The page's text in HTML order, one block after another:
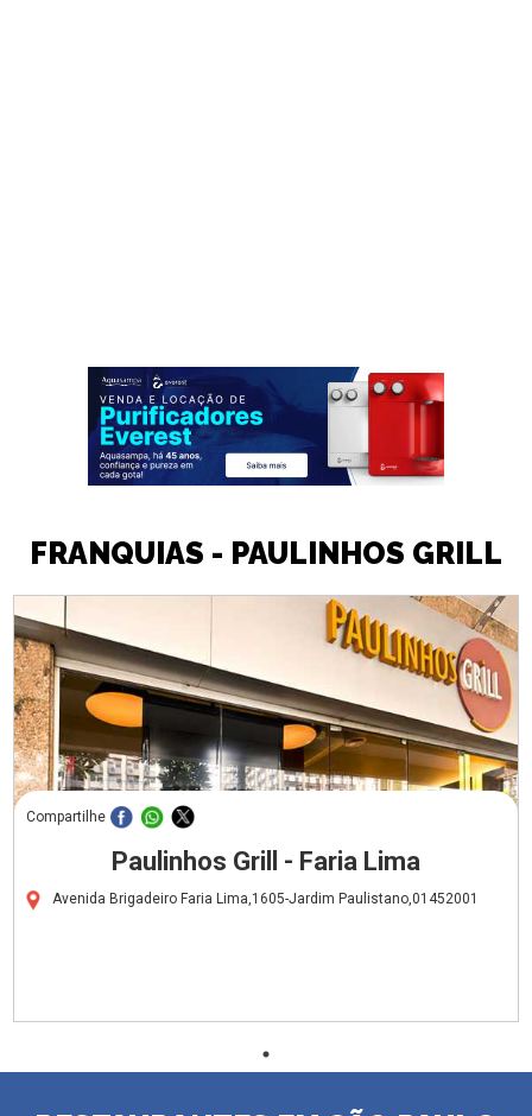
FRANQUIAS - PAULINHOS GRILL
Compartilhe
Paulinhos Grill - Faria Lima
Avenida Brigadeiro Faria Lima,1605-Jardim Paulistano,01452001